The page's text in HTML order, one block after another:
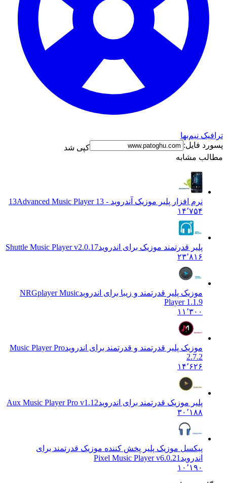
نیم‌بها
فایل:
کپی شد
مشابه
نرم افزار پلیر موزیک آندروید - 13 Advanced Music Player 13
۱۴٬۷۵۴
پلیر قدرتمند موزیک برای اندرویدShuttle Music Player v2.0.17
۲۳٬۸۱۶
موزیک پلیر قدرتمند و زیبا برای اندرویدNRGplayer Music
Player 1.1.9
۱۱٬۳۰۰
موزیک پلیر قدرتمند و قدرتمند برای اندرویدMusic Player Pro
۱۴٬۶۲۶
پلیر موزیک قدرتمند برای اندرویدAux Music Player Pro v1.12
۳۰٬۱۸۸
پیکسل موزیک پلیر پخش کننده موزیک قدرتمند برای
اندرویدPixel Music Player v6.0.21
۱۰٬۱۹۰